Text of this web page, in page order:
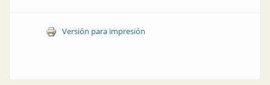
Versión para impresión